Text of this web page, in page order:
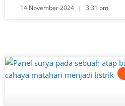
14 November 2024 3:31 pm